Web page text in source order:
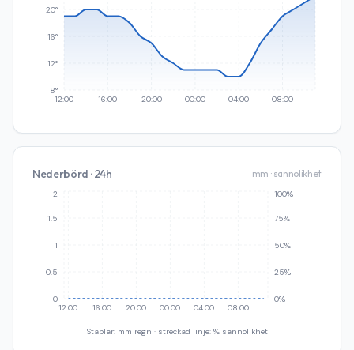
12:00 16:00 20:00 00:00 04:00 08:00
8°
12°
16°
20°
Nederbörd · 24h mm · sannolikhet
12:00 16:00 20:00 00:00 04:00 08:00
0
0.5
1
1.5
2
0%
25%
50%
75%
100%
Staplar: mm regn · streckad linje: % sannolikhet